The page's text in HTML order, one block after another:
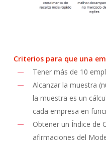
Criterios para que una
Tener más de 10
Alcanzar la muestra
la muestra es un
cada empresa en
Obtener un Índice de
afirmaciones del